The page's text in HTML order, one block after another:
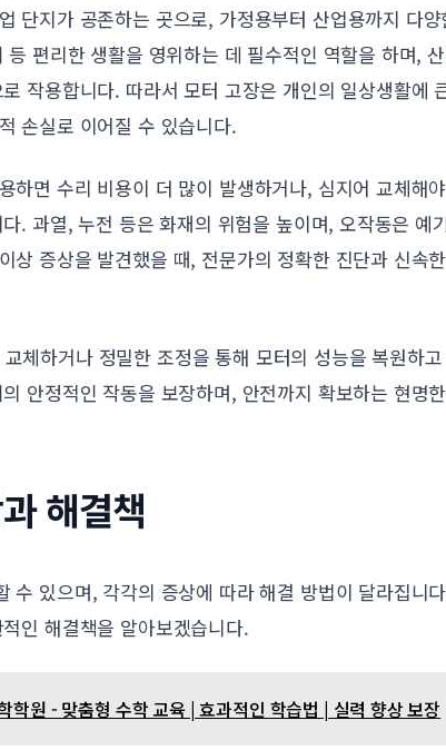
단지가 공존하는 곳으로, 가정용부터 산업용까지 다
편리한 생활을 영위하는 데 필수적인 역할을 하며,
작용합니다. 따라서 모터 고장은 개인의 일상생활에
손실로 이어질 수 있습니다.
하면 수리 비용이 더 많이 발생하거나, 심지어 교체해
. 과열, 누전 등은 화재의 위험을 높이며, 오작동은 예
상 증상을 발견했을 때, 전문가의 정확한 진단과 신속
체하거나 정밀한 조정을 통해 모터의 성능을 복원하
안정적인 작동을 보장하며, 안전까지 확보하는 현명
해결책
수 있으며, 각각의 증상에 따라 해결 방법이 달라집니
인 해결책을 알아보겠습니다.
학원 - 맞춤형 수학 교육 | 효과적인 학습법 | 실력 향상 보장